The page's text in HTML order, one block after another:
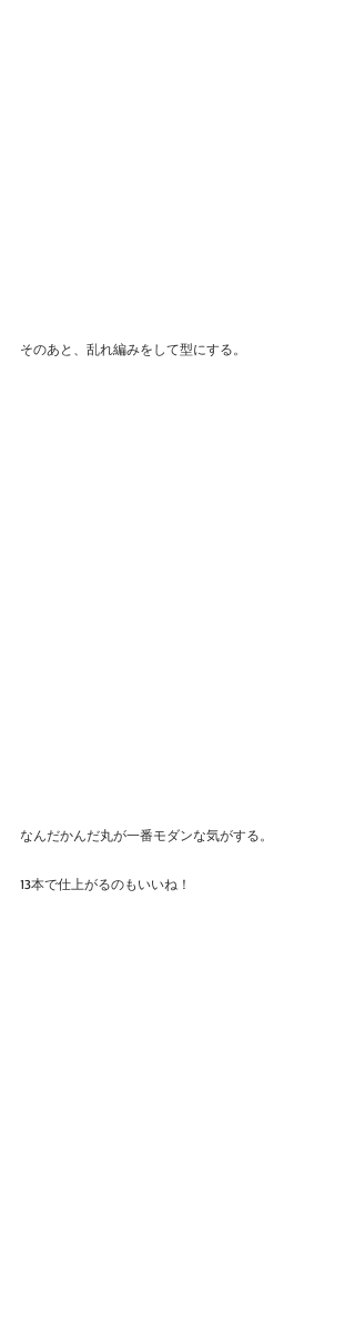
そのあと、乱れ編みをして型にする。
なんだかんだ丸が一番モダンな気がする。
13本で仕上がるのもいいね！